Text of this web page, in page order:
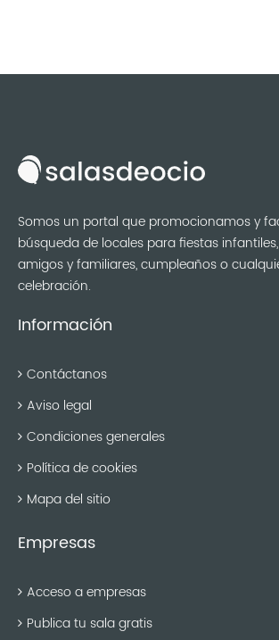
Somos un portal que promocionamos y
búsqueda de locales para fiestas
amigos y familiares, cumpleaños o
celebración.
Información
Contáctanos
Aviso legal
Condiciones generales
Política de cookies
Mapa del sitio
Empresas
Acceso a empresas
Publica tu sala gratis